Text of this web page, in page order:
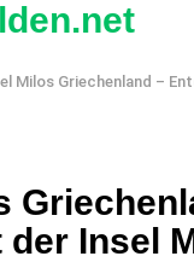
Griechenland – Entdecken Sie die Schönheit der Insel
der Insel